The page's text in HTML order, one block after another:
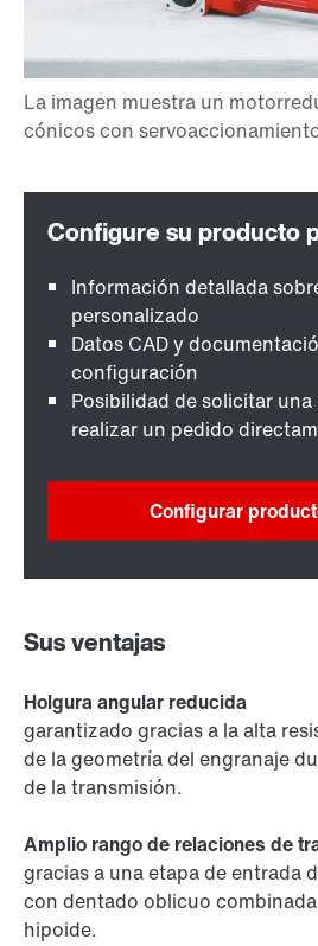
Información detallada
personalizado
Datos CAD y
configuración
Posibilidad de solicitar
realizar un pedido
Configurar
Sus ventajas
Holgura angular reducida
garantizado gracias a la alta
de la geometría del engranaje
de la transmisión.
Amplio rango de relaciones de
gracias a una etapa de entrada
con dentado oblicuo
hipoide.